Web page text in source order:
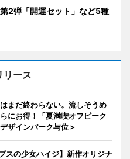
2弾「開運セット」など5種
リース
まだ終わらない。流しそうめ
にお得！「夏満喫オフピーク
ザインパーク与位＞
スの少女ハイジ】新作オリジナ